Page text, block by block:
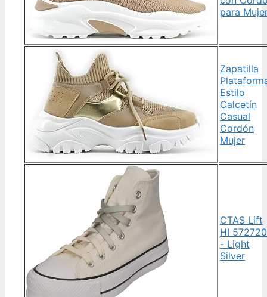
para
Zapatilla
Estilo
Calcetín
Casual
Cordón
Mujer
CTAS Lift
HI
- Light
Silver